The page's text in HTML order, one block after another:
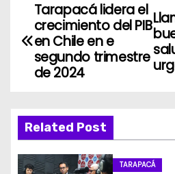
N
a
g
a
Tarapacá lidera el
crecimiento del PIB
en Chile en e
segundo trimestre
de 2024
Related Post
TARAPACÁ